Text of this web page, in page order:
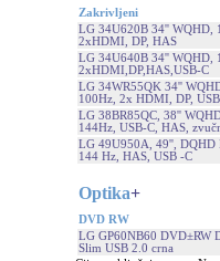
Zakrivljeni
LG 34U620B 34'' WQHD,
2xHDMI, DP, HAS
LG 34U640B 34'' WQHD,
2xHDMI,DP,HAS,USB-C
LG 34WR55QK 34''
100Hz, 2x HDMI, DP,
LG 38BR85QC, 38''
144Hz, USB-C, HAS,
LG 49U950A, 49'', DQHD
144 Hz, HAS, USB -C
Optika+
DVD RW
LG GP60NB60 DVD±RW
Slim USB 2.0 crna